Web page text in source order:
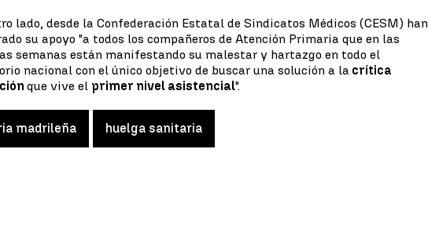
lado, desde la Confederación Estatal de Sindicatos Médicos (CESM) han
su apoyo "a todos los compañeros de Atención Primaria que en las
semanas están manifestando su malestar y hartazgo en todo el
nacional con el único objetivo de buscar una solución a la crítica
que vive el primer nivel asistencial".
madrileña huelga sanitaria